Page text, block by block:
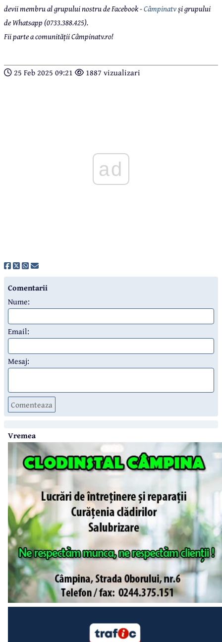
devii membru al grupului nostru de Facebook -Câmpinatvși grupului
de Whatsapp (0733.388.425).
Fii parte a comunității Câmpinatv.ro!
25 Feb 2025 09:21 1887 vizualizari
ad
Comentarii
Nume:
Email:
Mesaj:
Comenteaza
Vremea